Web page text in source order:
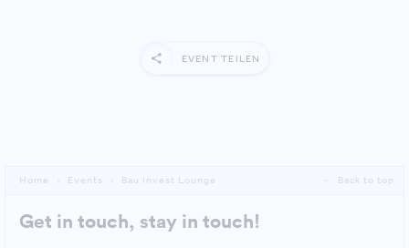
EVENT TEILEN
Home Events Bau Invest Lounge Back to top
Get in touch, stay in touch!